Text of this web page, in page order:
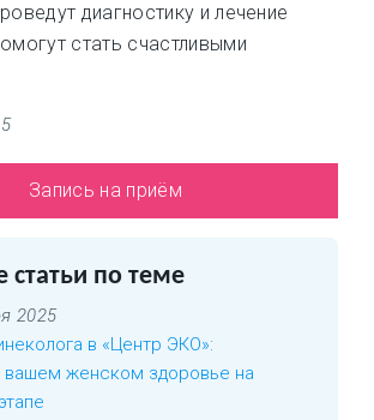
диагностику и лечение
стать счастливыми
Запись на приём
статьи по теме
2025
в «Центр ЭКО»:
вашем женском здоровье на